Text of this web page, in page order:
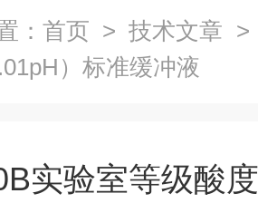
： 首页 > 技术文章 >
）标准缓冲液
实验室等级酸